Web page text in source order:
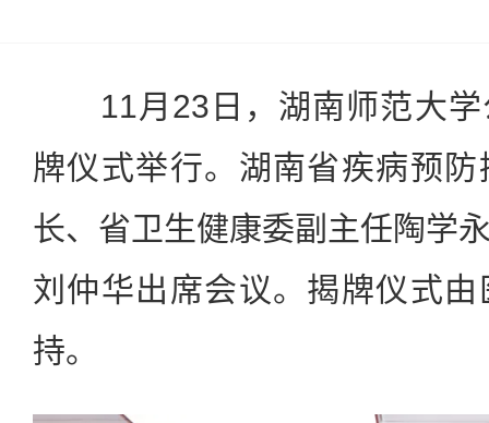
11月23日，湖南师范大学
牌仪式举行。湖南省疾病预
长、省卫生健康委副主任陶学
刘仲华出席会议。揭牌仪式
持。